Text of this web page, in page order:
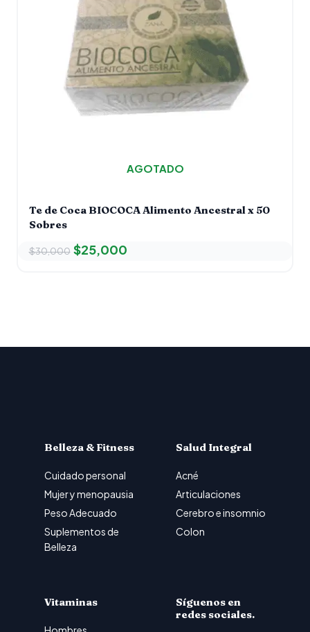
AGOTADO
Te de Coca BIOCOCA Alimento Ancestral x 50
Sobres
$30,000 $25,000
Belleza & Fitness
Cuidado personal
Mujer y menopausia
Peso Adecuado
Suplementos de
Belleza
Salud Integral
Acné
Articulaciones
Cerebro e insomnio
Colon
Vitaminas
Síguenos en
redes sociales.